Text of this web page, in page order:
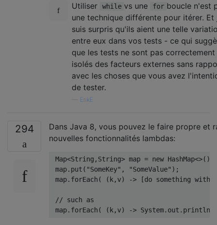
Utiliser
while vs une for boucle n'est
une technique différente pour itérer. Et
suis surpris qu'ils aient une telle
entre eux dans vos tests - ce qui
que les tests ne sont pas correctement
isolés des facteurs externes sans
avec les choses que vous avez
de tester.
ErikE
294
Dans Java 8, vous pouvez le faire propre et
nouvelles fonctionnalités lambdas:
Map<String , String> map = new HashMap<>();
map. put ( "SomeKey" , "SomeValue" );
map. forEach ( ( k, v) -> [do something with
// such as
map. forEach ( ( k, v) -> System. out . println